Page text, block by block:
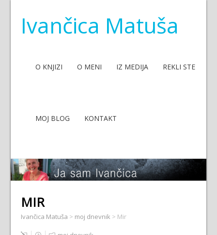
Ivančica Matuša
O KNJIZI O MENI IZ MEDIJA REKLI STE
MOJ BLOG KONTAKT
MIR
Ivančica Matuša > moj dnevnik > Mir